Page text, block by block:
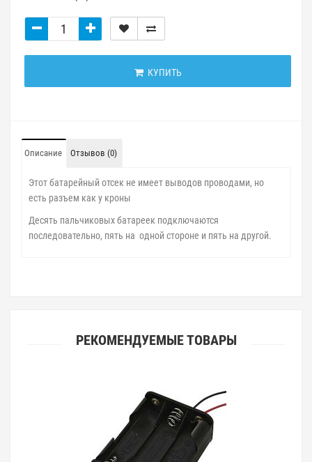
КУПИТЬ
Описание Отзывов (0)
Этот батарейный отсек не имеет выводов проводами, но
есть разъем как у кроны
Десять пальчиковых батареек подключаются
последовательно, пять на одной стороне и пять на другой.
РЕКОМЕНДУЕМЫЕ ТОВАРЫ